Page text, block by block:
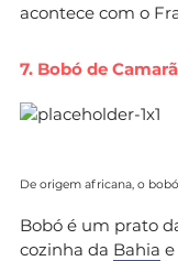
acontece com o
7. Bobó de
De origem africana, o
Bobó é um prato
cozinha da Bahia